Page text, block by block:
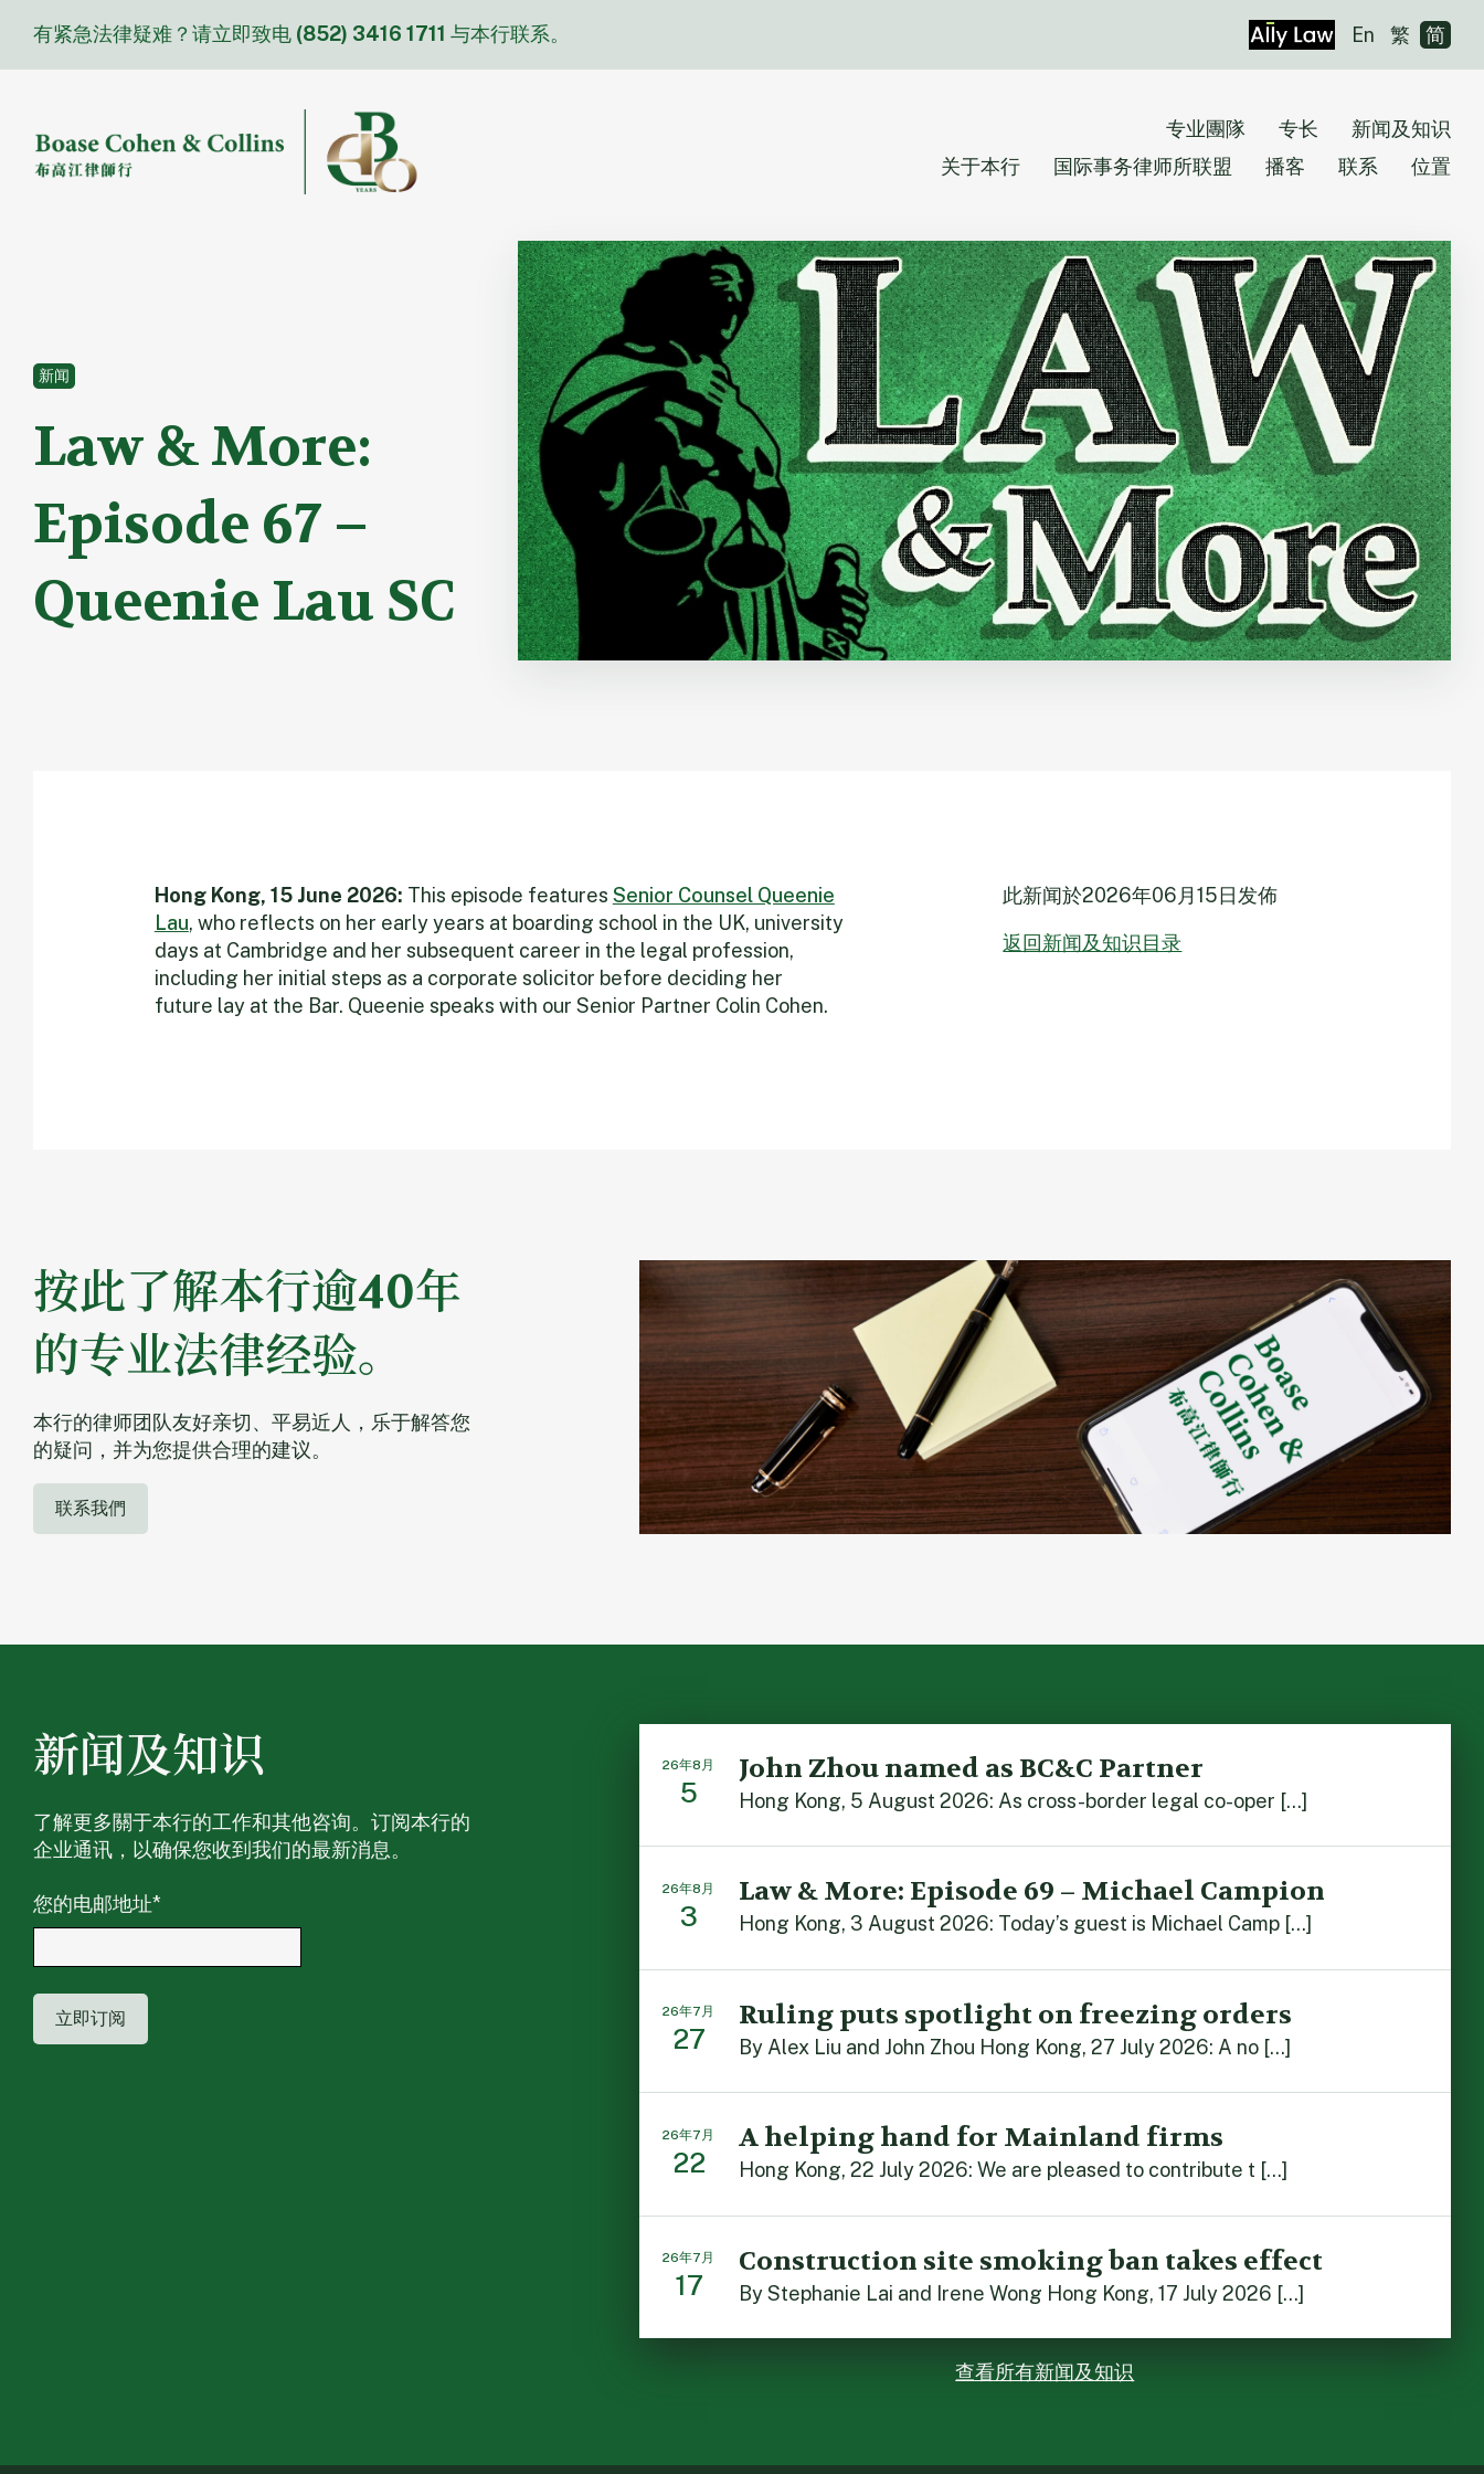
content
有紧急法律疑难？请立即致电 (852) 3416 1711 与本行联系。 En 繁 简
专业團隊 专长
新闻及知识
关于本行
国际事务律师所联盟 播客 联系 位置
新闻
Law & More:
Episode 67 –
Queenie Lau SC
Hong Kong, 15 June 2026: This episode features Senior Counsel Queenie
Lau, who reflects on her early years at boarding school in the UK, university
days at Cambridge and her subsequent career in the legal profession,
including her initial steps as a corporate solicitor before deciding her
future lay at the Bar. Queenie speaks with our Senior Partner Colin Cohen.
此新闻於2026年06月15日发佈
返回新闻及知识目录
按此了解本行逾40年
的专业法律经验。
本行的律师团队友好亲切、平易近人，乐于解答您
的疑问，并为您提供合理的建议。
联系我們
新闻及知识
了解更多關于本行的工作和其他咨询。订阅本行的
企业通讯，以确保您收到我们的最新消息。
您的电邮地址*
26年8月
5
John Zhou named as BC&C Partner
Hong Kong, 5 August 2026: As cross-border legal co-oper […]
26年8月
3
Law & More: Episode 69 – Michael Campion
Hong Kong, 3 August 2026: Today’s guest is Michael Camp […]
26年7月
27
Ruling puts spotlight on freezing orders
By Alex Liu and John Zhou Hong Kong, 27 July 2026: A no […]
26年7月
22
A helping hand for Mainland firms
Hong Kong, 22 July 2026: We are pleased to contribute t […]
26年7月
17
Construction site smoking ban takes effect
By Stephanie Lai and Irene Wong Hong Kong, 17 July 2026 […]
查看所有新闻及知识